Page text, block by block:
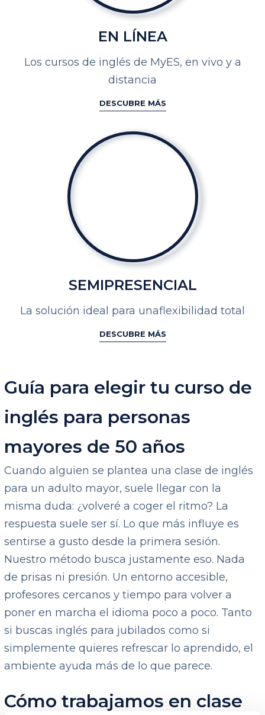
EN LÍNEA
Los cursos de inglés de MyES, en vivo y a
distancia
DESCUBRE MÁS
SEMIPRESENCIAL
La solución ideal para unaflexibilidad total
DESCUBRE MÁS
Guía para elegir tu curso de
inglés para personas
mayores de 50 años
Cuando alguien se plantea una clase de inglés
para un adulto mayor, suele llegar con la
misma duda: ¿volveré a coger el ritmo? La
respuesta suele ser sí. Lo que más influye es
sentirse a gusto desde la primera sesión.
Nuestro método busca justamente eso. Nada
de prisas ni presión. Un entorno accesible,
profesores cercanos y tiempo para volver a
poner en marcha el idioma poco a poco. Tanto
si buscas inglés para jubilados como si
simplemente quieres refrescar lo aprendido, el
ambiente ayuda más de lo que parece.
Cómo trabajamos en clase